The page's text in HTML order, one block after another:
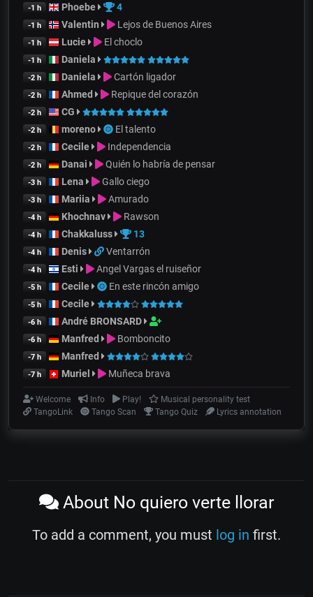
-1 h Phoebe 4
-1 h Valentin Lejos de Buenos Aires
-1 h Lucie El choclo
-1 h Daniela
-2 h Daniela Cartón ligador
-2 h Ahmed Repique del corazón
-2 h CG
-2 h moreno El talento
-2 h Cecile Independencia
-2 h Danai Quién lo habría de pensar
-3 h Lena Gallo ciego
-3 h Mariia Amurado
-4 h Khochnav Rawson
-4 h Chakkaluss 13
-4 h Denis Ventarrón
-4 h Esti Angel Vargas el ruiseñor
-5 h Cecile En este rincón amigo
-5 h Cecile
-6 h André BRONSARD
-6 h Manfred Bomboncito
-7 h Manfred
-7 h Muriel Muñeca brava
Welcome Info Play!
Musical personality test
TangoLink
Tango Scan Tango Quiz Lyrics annotation
About No quiero verte llorar
To add a comment, you must log in first.